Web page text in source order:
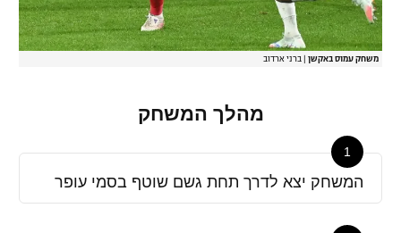
משחק עמוס באקשן ברני ארדוב
מהלך המשחק
1
המשחק יצא לדרך תחת גשם שוטף בסמי עופר